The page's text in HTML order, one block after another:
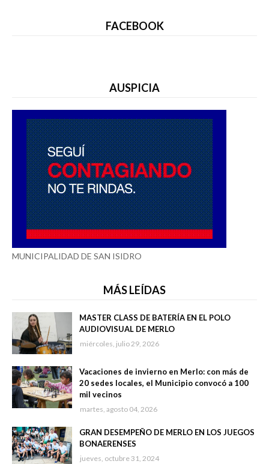
FACEBOOK
AUSPICIA
MUNICIPALIDAD DE SAN ISIDRO
MÁS LEÍDAS
MASTER CLASS DE BATERÍA EN EL POLO
AUDIOVISUAL DE MERLO
miércoles, julio 29, 2026
Vacaciones de invierno en Merlo: con más de
20 sedes locales, el Municipio convocó a 100
mil vecinos
martes, agosto 04, 2026
GRAN DESEMPEÑO DE MERLO EN LOS JUEGOS
BONAERENSES
jueves, octubre 31, 2024